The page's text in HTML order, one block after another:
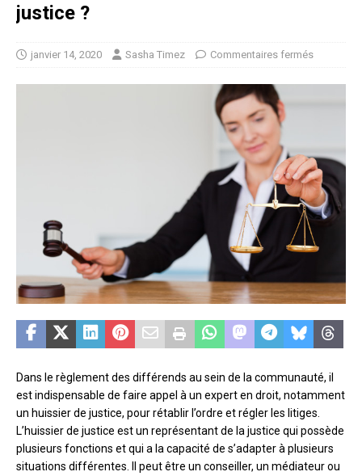
justice ?
janvier 14, 2020 Sasha Timez Commentaires fermés
Dans le règlement des différends au sein de la communauté, il
est indispensable de faire appel à un expert en droit, notamment
un huissier de justice, pour rétablir l’ordre et régler les litiges.
L’huissier de justice est un représentant de la justice qui possède
plusieurs fonctions et qui a la capacité de s’adapter à plusieurs
situations différentes. Il peut être un conseiller, un médiateur ou